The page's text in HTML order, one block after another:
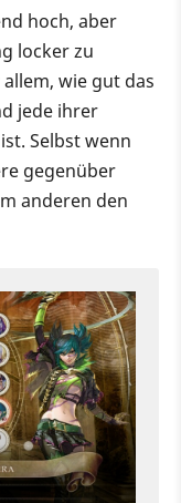
hoch, aber
locker zu
wie gut das
jede ihrer
Selbst wenn
gegenüber
anderen den